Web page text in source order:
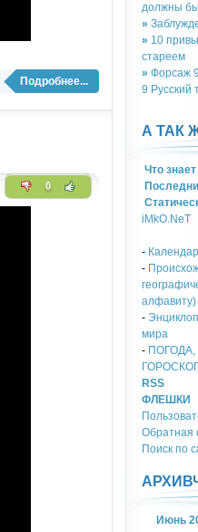
Подробнее...
0
должны
»
» 10
стареем
» Форсаж
9 Русский
А ТАК
Что
iMkO.NeT
-
-
алфавиту)
-
мира
-
RSS
ФЛЕШКИ
Обратная
Поиск по
Июнь